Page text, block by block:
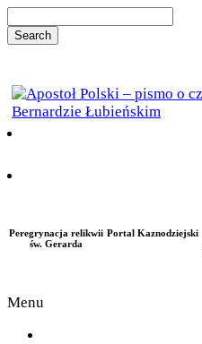
Portal Kaznodziejski
Peregrynacja relikwii
św. Gerarda
Menu